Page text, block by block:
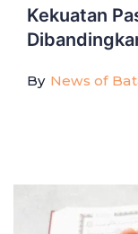
Kekuatan
By News of